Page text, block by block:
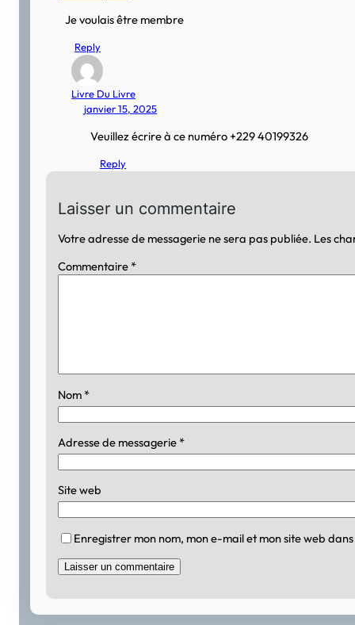
Je voulais être membre
Reply
Livre Du Livre
janvier 15, 2025
Veuillez écrire à ce numéro +229 40199326
Reply
Laisser un commentaire
Votre adresse de messagerie ne sera pas publiée. Les
Commentaire *
Nom *
Adresse de messagerie *
Site web
Enregistrer mon nom, mon e-mail et mon site web